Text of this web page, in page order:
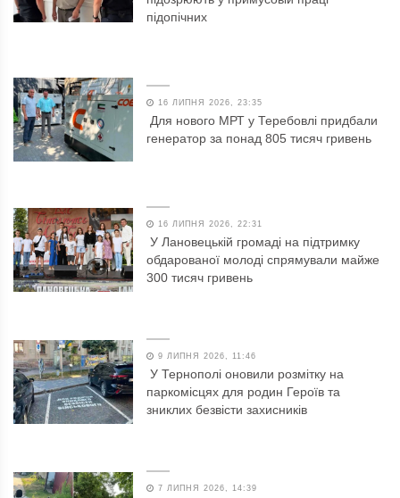
підопічних
16 ЛИПНЯ 2026, 23:35
Для нового МРТ у Теребовлі придбали
генератор за понад 805 тисяч гривень
16 ЛИПНЯ 2026, 22:31
У Лановецькій громаді на підтримку
обдарованої молоді спрямували майже
300 тисяч гривень
9 ЛИПНЯ 2026, 11:46
У Тернополі оновили розмітку на
паркомісцях для родин Героїв та
зниклих безвісти захисників
7 ЛИПНЯ 2026, 14:39